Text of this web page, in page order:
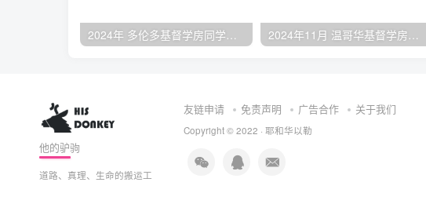
他的驴驹
道路、真理、生命的搬运工
友链申请 免责声明 广告合作 关于我们
Copyright © 2022 · 耶和华以勒